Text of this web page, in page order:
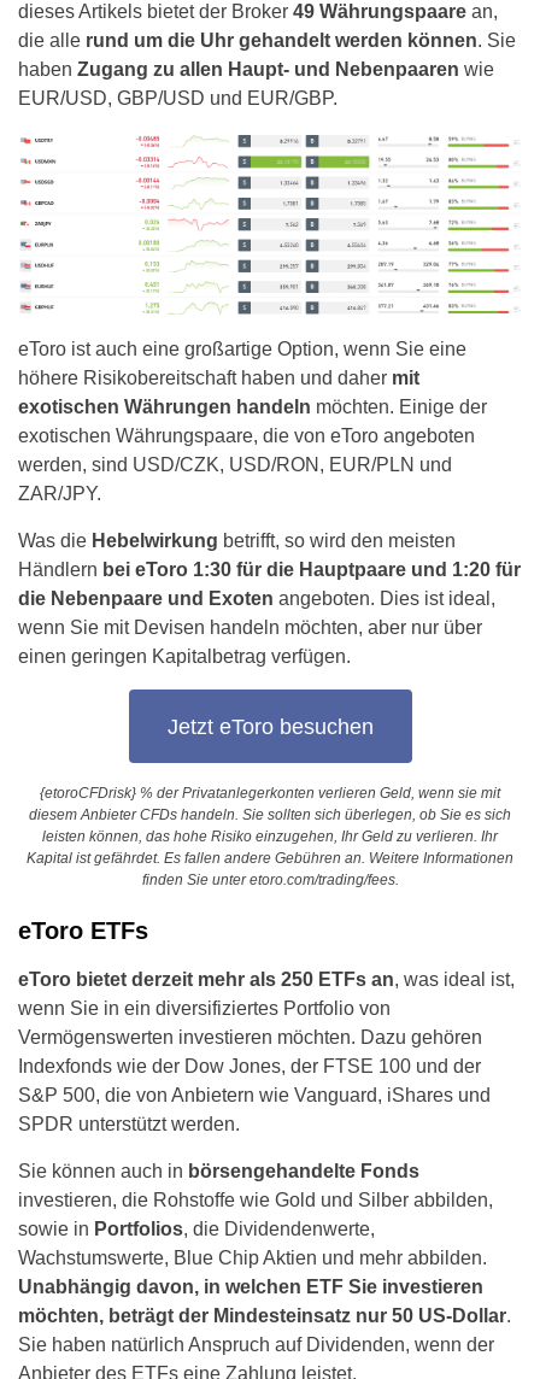
dieses Artikels bietet der Broker 49 Währungspaare an,
die alle rund um die Uhr gehandelt werden können. Sie
haben Zugang zu allen Haupt- und Nebenpaaren wie
EUR/USD, GBP/USD und EUR/GBP.
eToro ist auch eine großartige Option, wenn Sie eine
höhere Risikobereitschaft haben und daher mit
exotischen Währungen handeln möchten. Einige der
exotischen Währungspaare, die von eToro angeboten
werden, sind USD/CZK, USD/RON, EUR/PLN und
ZAR/JPY.
Was die Hebelwirkung betrifft, so wird den meisten
Händlern bei eToro 1:30 für die Hauptpaare und 1:20 für
die Nebenpaare und Exoten angeboten. Dies ist ideal,
wenn Sie mit Devisen handeln möchten, aber nur über
einen geringen Kapitalbetrag verfügen.
Jetzt eToro besuchen
{etoroCFDrisk} % der Privatanlegerkonten verlieren Geld, wenn sie mit
diesem Anbieter CFDs handeln. Sie sollten sich überlegen, ob Sie es sich
leisten können, das hohe Risiko einzugehen, Ihr Geld zu verlieren. Ihr
Kapital ist gefährdet. Es fallen andere Gebühren an. Weitere Informationen
finden Sie unter etoro.com/trading/fees.
eToro ETFs
eToro bietet derzeit mehr als 250 ETFs an, was ideal ist,
wenn Sie in ein diversifiziertes Portfolio von
Vermögenswerten investieren möchten. Dazu gehören
Indexfonds wie der Dow Jones, der FTSE 100 und der
S&P 500, die von Anbietern wie Vanguard, iShares und
SPDR unterstützt werden.
Sie können auch in börsengehandelte Fonds
investieren, die Rohstoffe wie Gold und Silber abbilden,
sowie in Portfolios, die Dividendenwerte,
Wachstumswerte, Blue Chip Aktien und mehr abbilden.
Unabhängig davon, in welchen ETF Sie investieren
möchten, beträgt der Mindesteinsatz nur 50 US-Dollar.
Sie haben natürlich Anspruch auf Dividenden, wenn der
Anbieter des ETFs eine Zahlung leistet.